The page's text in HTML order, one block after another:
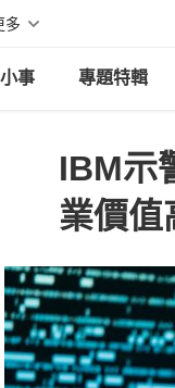
多
事 專題特輯
IBM示
業價值